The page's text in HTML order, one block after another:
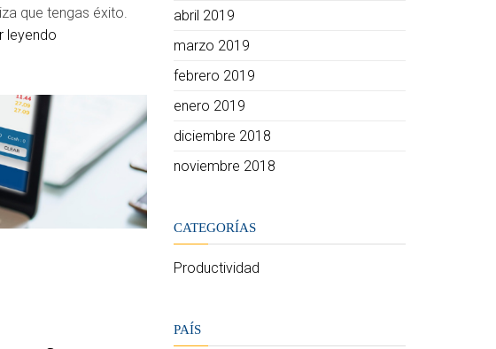
que tengas éxito.
leyendo
abril 2019
marzo 2019
febrero 2019
enero 2019
diciembre 2018
noviembre 2018
CATEGORÍAS
Productividad
PAÍS